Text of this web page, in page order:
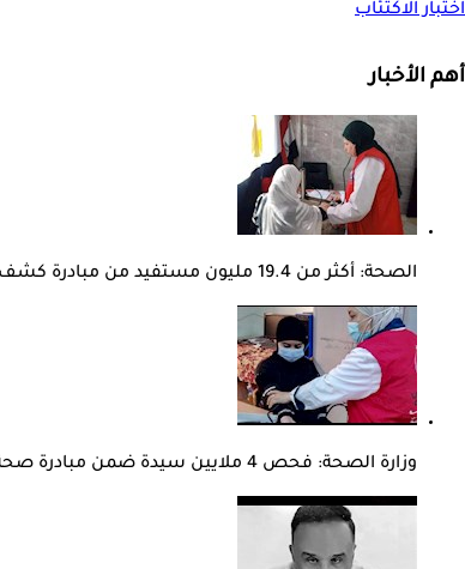
اختبار الاكتئاب
أهم الأخبار
الصحة: أكثر من 19.4 مليون مستفيد من مبادرة كشف الأورام
وزارة الصحة: فحص 4 ملايين سيدة ضمن مبادرة صحة الأم والجنين